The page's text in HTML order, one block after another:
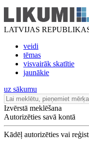
LATVIJAS
veidi
tēmas
visvairāk skatītie
jaunākie
uz sākumu
Izvērstā meklēšana
Autorizēties savā kontā
Kādēļ autorizēties vai